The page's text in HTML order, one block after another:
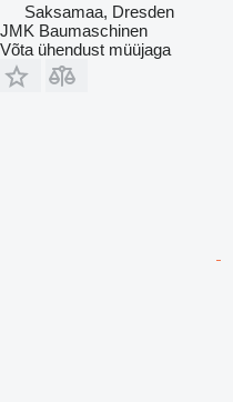
Saksamaa, Dresden
JMK Baumaschinen
Võta ühendust müüjaga